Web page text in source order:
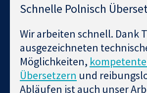
Schnelle Polnisch
Wir arbeiten schnell. Dank
ausgezeichneten
Möglichkeiten,
Übersetzern und
Abläufen ist auch unser